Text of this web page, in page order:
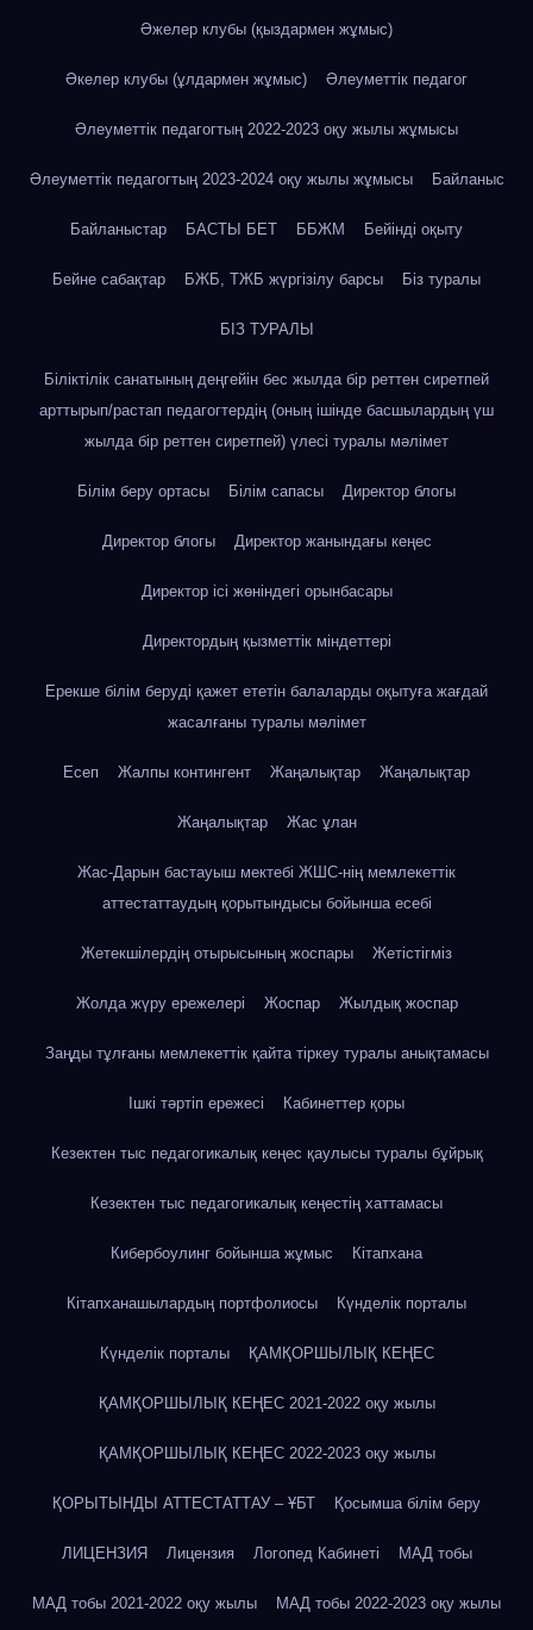
Әжелер клубы (қыздармен жұмыс)
Әкелер клубы (ұлдармен жұмыс) Әлеуметтік педагог
Әлеуметтік педагогтың 2022-2023 оқу жылы жұмысы
Әлеуметтік педагогтың 2023-2024 оқу жылы жұмысы Байланыс
Байланыстар БАСТЫ БЕТ ББЖМ Бейінді оқыту
Бейне сабақтар БЖБ, ТЖБ жүргізілу барсы Біз туралы
БІЗ ТУРАЛЫ
Біліктілік санатының деңгейін бес жылда бір реттен сиретпей
арттырып/растап педагогтердің (оның ішінде басшылардың үш
жылда бір реттен сиретпей) үлесі туралы мәлімет
Білім беру ортасы Білім сапасы Директор блогы
Директор блогы Директор жанындағы кеңес
Директор ісі жөніндегі орынбасары
Директордың қызметтік міндеттері
Ерекше білім беруді қажет ететін балаларды оқытуға жағдай
жасалғаны туралы мәлімет
Есеп Жалпы контингент Жаңалықтар Жаңалықтар
Жаңалықтар Жас ұлан
Жас-Дарын бастауыш мектебі ЖШС-нің мемлекеттік
аттестаттаудың қорытындысы бойынша есебі
Жетекшілердің отырысының жоспары Жетістігміз
Жолда жүру ережелері Жоспар Жылдық жоспар
Заңды тұлғаны мемлекеттік қайта тіркеу туралы анықтамасы
Ішкі тәртіп ережесі Кабинеттер қоры
Кезектен тыс педагогикалық кеңес қаулысы туралы бұйрық
Кезектен тыс педагогикалық кеңестің хаттамасы
Кибербоулинг бойынша жұмыс Кітапхана
Кітапханашылардың портфолиосы Күнделік порталы
Күнделік порталы ҚАМҚОРШЫЛЫҚ КЕҢЕС
ҚАМҚОРШЫЛЫҚ КЕҢЕС 2021-2022 оқу жылы
ҚАМҚОРШЫЛЫҚ КЕҢЕС 2022-2023 оқу жылы
ҚОРЫТЫНДЫ АТТЕСТАТТАУ – ҰБТ Қосымша білім беру
ЛИЦЕНЗИЯ Лицензия Логопед Кабинеті МАД тобы
МАД тобы 2021-2022 оқу жылы МАД тобы 2022-2023 оқу жылы